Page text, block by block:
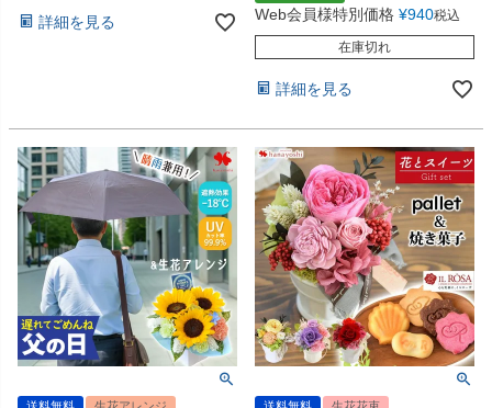
詳細を見る Web会員様特別価格 ¥940税込
在庫切れ
詳細を見る
送料無料 生花アレンジ 送料無料 生花花束